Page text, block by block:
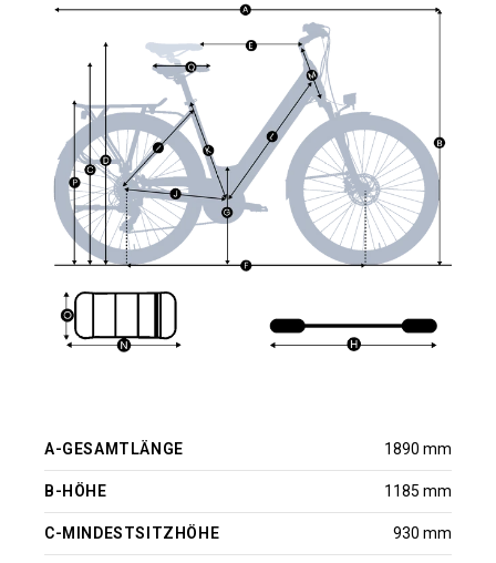
A-GESAMTLÄNGE 1890 mm
B-HÖHE 1185 mm
C-MINDESTSITZHÖHE 930 mm